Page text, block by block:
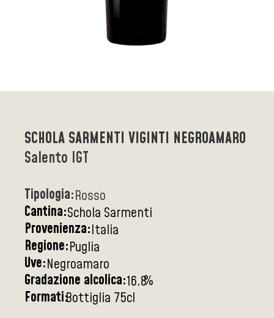
SCHOLA SARMENTI VIGINTI NEGROAMARO
Salento IGT
Tipologia:Rosso
Cantina:Schola Sarmenti
Provenienza:Italia
Regione:Puglia
Uve:Negroamaro
Gradazione alcolica:16.8%
Formati:Bottiglia 75cl